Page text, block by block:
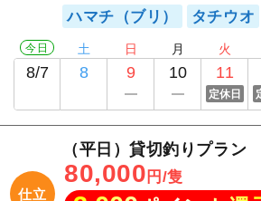
ハマチ（ブリ） タチウオ
今日
8/7
土
8
日
9
月
10
火
11
定休日
仕立
（平日）貸切釣りプラン
80,000 円/隻